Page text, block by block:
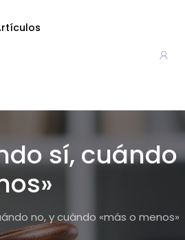
sí, cuándo
no, y cuándo «más o menos»